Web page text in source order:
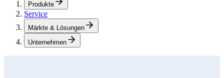
Produkte
Service
Märkte & Lösungen
Unternehmen